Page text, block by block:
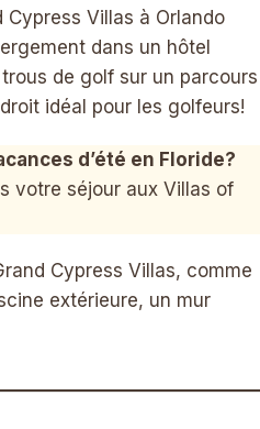
Villas à Orlando
dans un hôtel
de golf sur un parcours
idéal pour les golfeurs!
d’été en Floride?
votre séjour aux Villas of
Cypress Villas, comme
extérieure, un mur